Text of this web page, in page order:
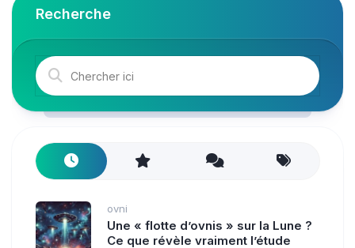
Recherche
ovni
Une « flotte d’ovnis » sur la Lune ?
Ce que révèle vraiment l’étude